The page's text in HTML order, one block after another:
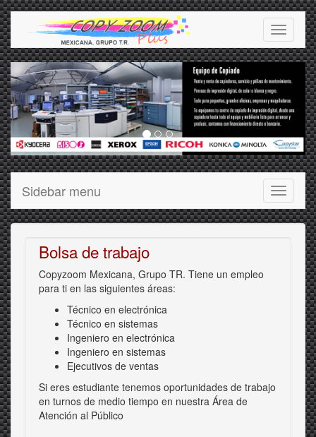
Toggle
Toggle
Sidebar menu
Bolsa de trabajo
Copyzoom Mexicana, Grupo TR. Tiene un empleo
para ti en las siguientes áreas:
Técnico en electrónica
Técnico en sistemas
Ingeniero en electrónica
Ingeniero en sistemas
Ejecutivos de ventas
Si eres estudiante tenemos oportunidades de trabajo
en turnos de medio tiempo en nuestra Área de
Atención al Público